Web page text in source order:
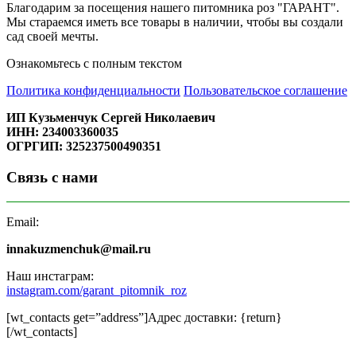
Благодарим за посещения нашего питомника роз "ГАРАНТ".
Мы стараемся иметь все товары в наличии, чтобы вы создали
сад своей мечты.
Ознакомьтесь с полным текстом
Политика конфиденциальности Пользовательское соглашение
ИП Кузьменчук Сергей Николаевич
ИНН: 234003360035
ОГРГИП: 325237500490351
Связь с нами
Email:
innakuzmenchuk@mail.ru
Наш инстаграм:
instagram.com/garant_pitomnik_roz
[wt_contacts get=”address”]Адрес доставки: {return}
[/wt_contacts]